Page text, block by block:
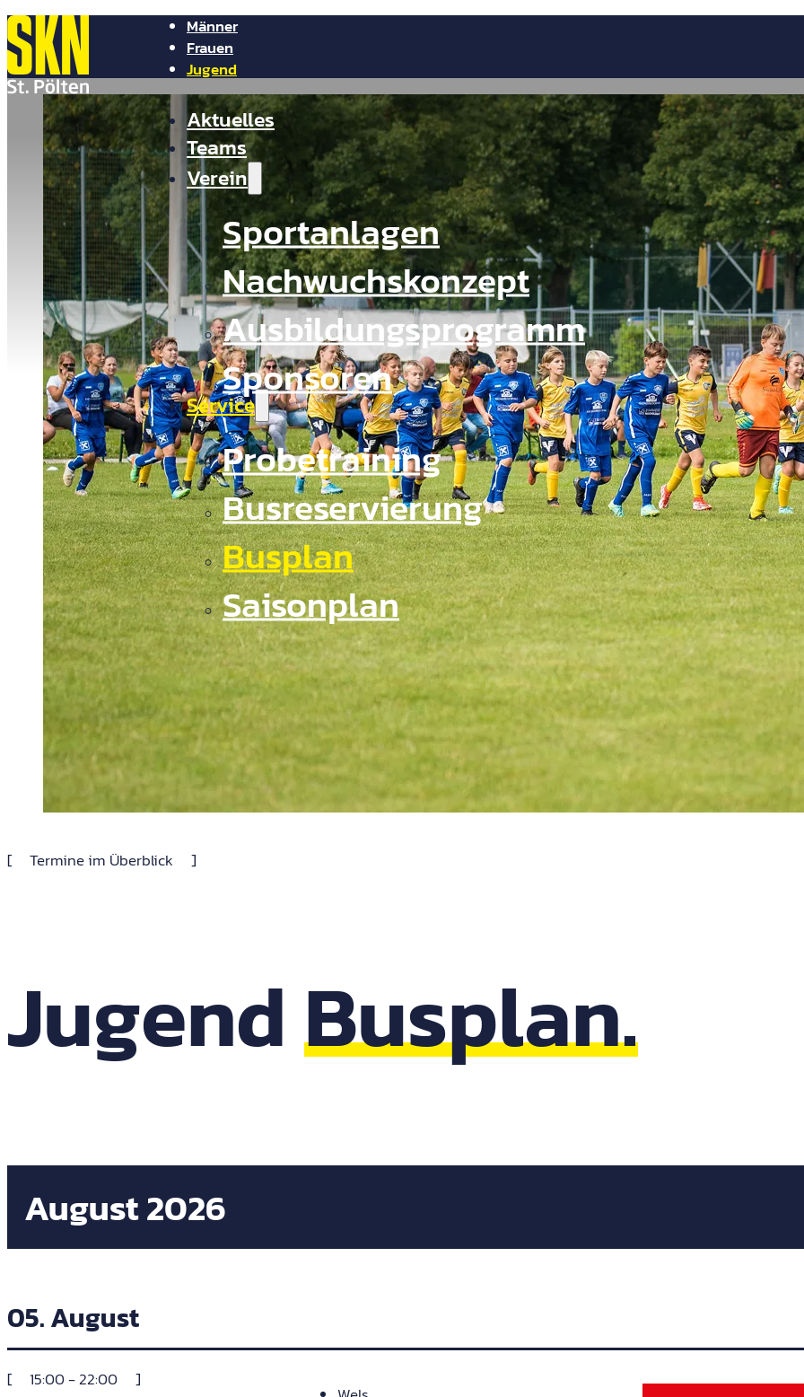
Männer
Frauen
Jugend
NV Arena
Presse
Kontakt
Shop Tickets
Aktuelles
Teams
Verein
Sportanlagen
Nachwuchskonzept
Ausbildungsprogramm
Sponsoren
Service
Probetraining
Busreservierung
Busplan
Saisonplan
Termine im Überblick
JugendBusplan.
August 2026
05. August
15:00 - 22:00